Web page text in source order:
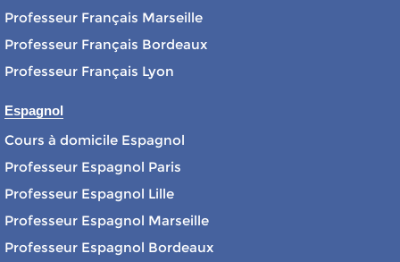
Professeur Français Marseille
Professeur Français Bordeaux
Professeur Français Lyon
Espagnol
Cours à domicile Espagnol
Professeur Espagnol Paris
Professeur Espagnol Lille
Professeur Espagnol Marseille
Professeur Espagnol Bordeaux